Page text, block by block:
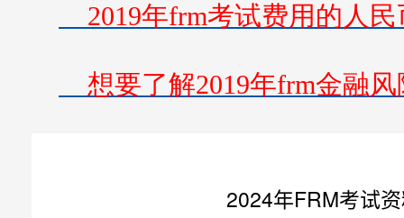
2019年frm考试费用的人民
想要了解2019年frm金融